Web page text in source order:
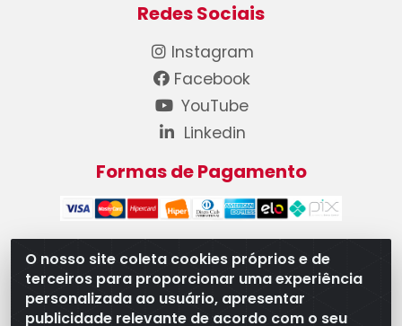
O nosso site coleta cookies próprios e de
terceiros para proporcionar uma experiência
personalizada ao usuário, apresentar
publicidade relevante de acordo com o seu
Redes Sociais
Instagram
Facebook
YouTube
Linkedin
Formas de Pagamento
WB Componentes Automotivos LTDA - CNPJ
08.528.393/0001-12 - Rua do Níquel, 667 - Parque
Oeste Industrial, Goiânia/GO - CEP 74375-660